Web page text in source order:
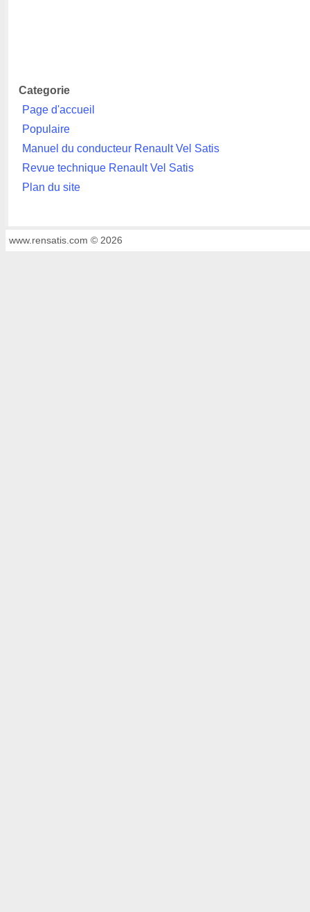
Categorie
Page d'accueil
Populaire
Manuel du conducteur Renault Vel Satis
Revue technique Renault Vel Satis
Plan du site
www.rensatis.com © 2026